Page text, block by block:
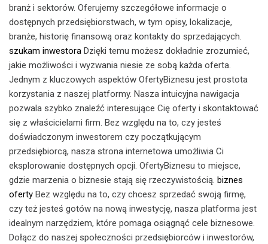
branż i sektorów. Oferujemy szczegółowe informacje o
dostępnych przedsiębiorstwach, w tym opisy, lokalizacje,
branże, historię finansową oraz kontakty do sprzedających.
szukam inwestora Dzięki temu możesz dokładnie zrozumieć,
jakie możliwości i wyzwania niesie ze sobą każda oferta.
Jednym z kluczowych aspektów OfertyBiznesu jest prostota
korzystania z naszej platformy. Nasza intuicyjna nawigacja
pozwala szybko znaleźć interesujące Cię oferty i skontaktować
się z właścicielami firm. Bez względu na to, czy jesteś
doświadczonym inwestorem czy początkującym
przedsiębiorcą, nasza strona internetowa umożliwia Ci
eksplorowanie dostępnych opcji. OfertyBiznesu to miejsce,
gdzie marzenia o biznesie stają się rzeczywistością. biznes
oferty Bez względu na to, czy chcesz sprzedać swoją firmę,
czy też jesteś gotów na nową inwestycję, nasza platforma jest
idealnym narzędziem, które pomaga osiągnąć cele biznesowe.
Dołącz do naszej społeczności przedsiębiorców i inwestorów,